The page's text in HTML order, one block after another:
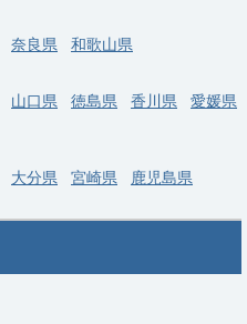
万円
直なし可／高額年収（年
奈良県
和歌山県
山口県 徳島県 香川県
愛媛県
大分県 宮崎県
鹿児島県